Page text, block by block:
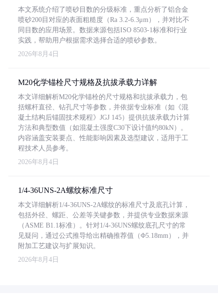
本文系统介绍了喷砂目数的分级标准，重点分析了铝合金
喷砂200目对应的表面粗糙度（Ra 3.2-6.3μm），并对比不
同目数的应用场景。数据来源包括ISO 8503-1标准和行业
实践，帮助用户根据需求选择合适的喷砂参数。
2026年8月4日
M20化学锚栓尺寸规格及抗拔承载力详解
本文详细解析M20化学锚栓的尺寸规格和抗拔承载力，包
括螺杆直径、钻孔尺寸等参数，并依据专业标准（如《混
凝土结构后锚固技术规程》JGJ 145）提供抗拔承载力计算
方法和典型数值（如混凝土强度C30下设计值约80kN）。
内容涵盖安装要点、性能影响因素及选型建议，适用于工
程技术人员参考。
2026年8月4日
1/4-36UNS-2A螺纹标准尺寸
本文详细解析1/4-36UNS-2A螺纹的标准尺寸及底孔计算，
包括外径、螺距、公差等关键参数，并提供专业数据来源
（ASME B1.1标准）。针对1/4-36UNS螺纹底孔尺寸的常
见疑问，通过公式推导给出精确推荐值（Φ5.18mm），并
附加工艺建议与扩展知识。
2026年8月4日